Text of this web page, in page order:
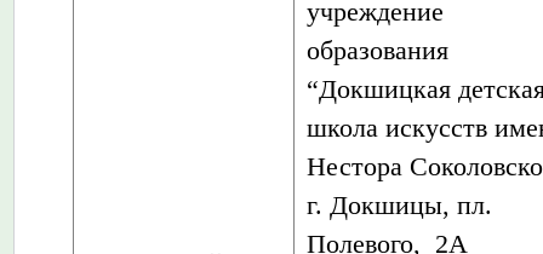
учреждение
образования
“Докшицкая
школа искусств
Нестора
г. Докшицы, пл.
Полевого, 2А